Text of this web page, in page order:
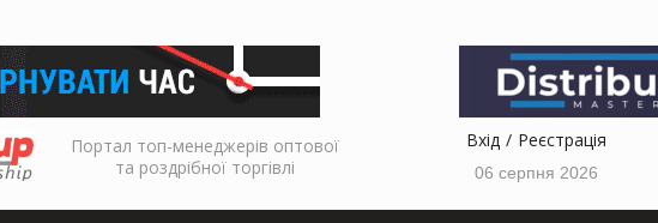
Портал топ-менеджерів оптової
та роздрібної торгівлі
Вхід Реєстрація
06 серпня 2026